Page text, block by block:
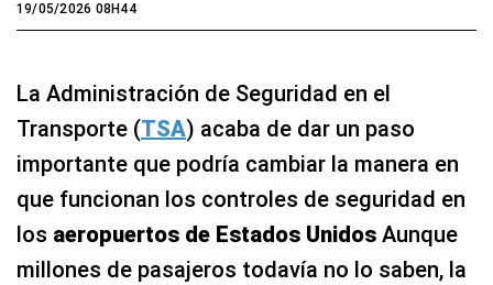
19/05/2026 08H44
La Administración de Seguridad en el
Transporte (TSA) acaba de dar un paso
importante que podría cambiar la manera en
que funcionan los controles de seguridad en
los aeropuertos de Estados Unidos Aunque
millones de pasajeros todavía no lo saben, la